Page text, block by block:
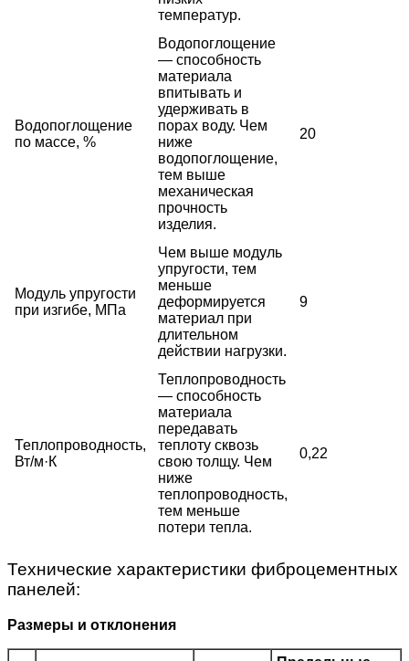
температур.
Водопоглощение
по массе, %
Водопоглощение
— способность
материала
впитывать и
удерживать в
порах воду. Чем
ниже
водопоглощение,
тем выше
механическая
прочность
изделия.
20
Модуль упругости
при изгибе, МПа
Чем выше модуль
упругости, тем
меньше
деформируется
материал при
длительном
действии нагрузки.
9
Теплопроводность,
Вт/м·К
Теплопроводность
— способность
материала
передавать
теплоту сквозь
свою толщу. Чем
ниже
теплопроводность,
тем меньше
потери тепла.
0,22
Технические характеристики фиброцементных
панелей:
Размеры и отклонения